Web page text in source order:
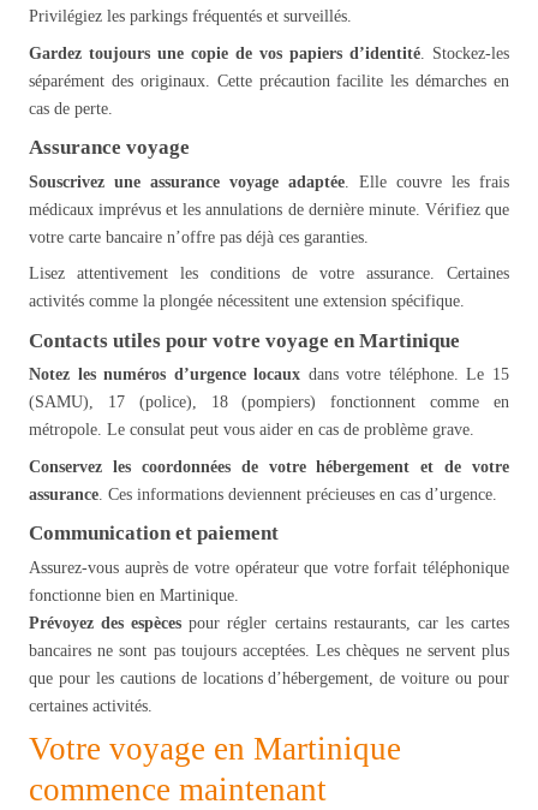
Privilégiez les parkings fréquentés et surveillés.
Gardez toujours une copie de vos papiers d’identité . Stockez-les
séparément des originaux. Cette précaution facilite les démarches en
cas de perte.
Assurance voyage
Souscrivez une assurance voyage adaptée . Elle couvre les frais
médicaux imprévus et les annulations de dernière minute. Vérifiez que
votre carte bancaire n’offre pas déjà ces garanties.
Lisez attentivement les conditions de votre assurance. Certaines
activités comme la plongée nécessitent une extension spécifique.
Contacts utiles pour votre voyage en Martinique
Notez les numéros d’urgence locaux dans votre téléphone. Le 15
(SAMU), 17 (police), 18 (pompiers) fonctionnent comme en
métropole. Le consulat peut vous aider en cas de problème grave.
Conservez les coordonnées de votre hébergement et de votre
assurance . Ces informations deviennent précieuses en cas d’urgence.
Communication et paiement
Assurez-vous auprès de votre opérateur que votre forfait téléphonique
fonctionne bien en Martinique.
Prévoyez des espèces pour régler certains restaurants, car les cartes
bancaires ne sont pas toujours acceptées. Les chèques ne servent plus
que pour les cautions de locations d’hébergement, de voiture ou pour
certaines activités.
Votre voyage en Martinique
commence maintenant